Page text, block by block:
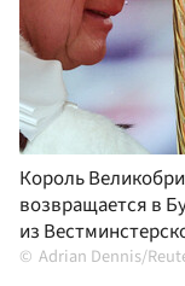
Король
возвращается в
из
Adrian Dennis/